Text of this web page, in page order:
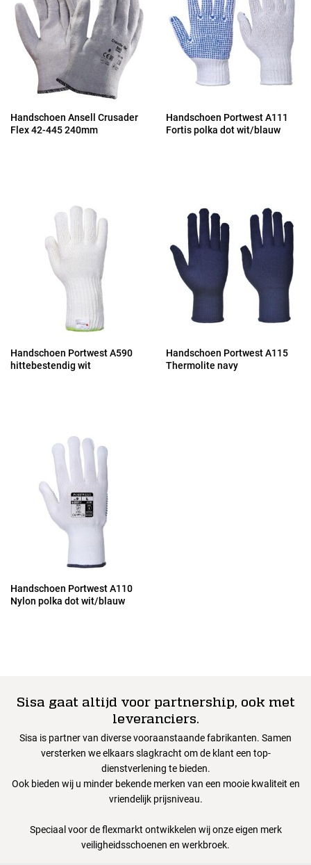
Handschoen Ansell Crusader
Flex 42-445 240mm
Handschoen Portwest A111
Fortis polka dot wit/blauw
Handschoen Portwest A590
hittebestendig wit
Handschoen Portwest A115
Thermolite navy
Handschoen Portwest A110
Nylon polka dot wit/blauw
Sisa gaat altijd voor partnership, ook met
leveranciers.
Sisa is partner van diverse vooraanstaande fabrikanten. Samen
versterken we elkaars slagkracht om de klant een top-
dienstverlening te bieden.
Ook bieden wij u minder bekende merken van een mooie kwaliteit en
vriendelijk prijsniveau.
Speciaal voor de flexmarkt ontwikkelen wij onze eigen merk
veiligheidsschoenen en werkbroek.